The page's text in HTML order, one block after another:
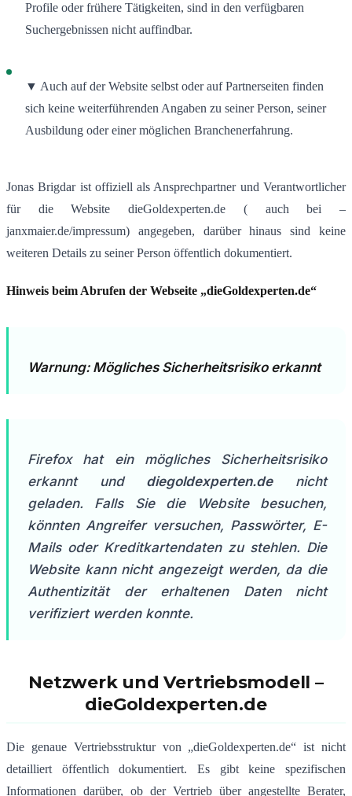
Profile oder frühere Tätigkeiten, sind in den verfügbaren
Suchergebnissen nicht auffindbar.
▼ Auch auf der Website selbst oder auf Partnerseiten finden
sich keine weiterführenden Angaben zu seiner Person, seiner
Ausbildung oder einer möglichen Branchenerfahrung.
Jonas Brigdar ist offiziell als Ansprechpartner und Verantwortlicher
für die Website dieGoldexperten.de ( auch bei –
janxmaier.de/impressum) angegeben, darüber hinaus sind keine
weiteren Details zu seiner Person öffentlich dokumentiert.
Hinweis beim Abrufen der Webseite „dieGoldexperten.de“
Warnung: Mögliches Sicherheitsrisiko erkannt
Firefox hat ein mögliches Sicherheitsrisiko
erkannt und diegoldexperten.denicht
geladen. Falls Sie die Website besuchen,
könnten Angreifer versuchen, Passwörter, E-
Mails oder Kreditkartendaten zu stehlen. Die
Website kann nicht angezeigt werden, da die
Authentizität der erhaltenen Daten nicht
verifiziert werden konnte.
Netzwerk und Vertriebsmodell –
dieGoldexperten.de
Die genaue Vertriebsstruktur von „dieGoldexperten.de“ ist nicht
detailliert öffentlich dokumentiert.
Es gibt keine spezifischen
Informationen darüber, ob der Vertrieb über angestellte Berater,